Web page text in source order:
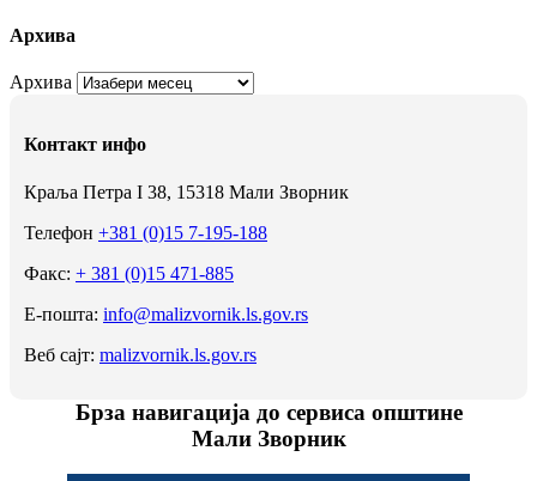
Архива
Архива
Контакт инфо
Краља Петра I 38, 15318 Мали Зворник
Телефон +381 (0)15 7-195-188
Факс: + 381 (0)15 471-885
Е-пошта: info@malizvornik.ls.gov.rs
Веб сајт: malizvornik.ls.gov.rs
Брза навигација до сервиса општине
Мали Зворник